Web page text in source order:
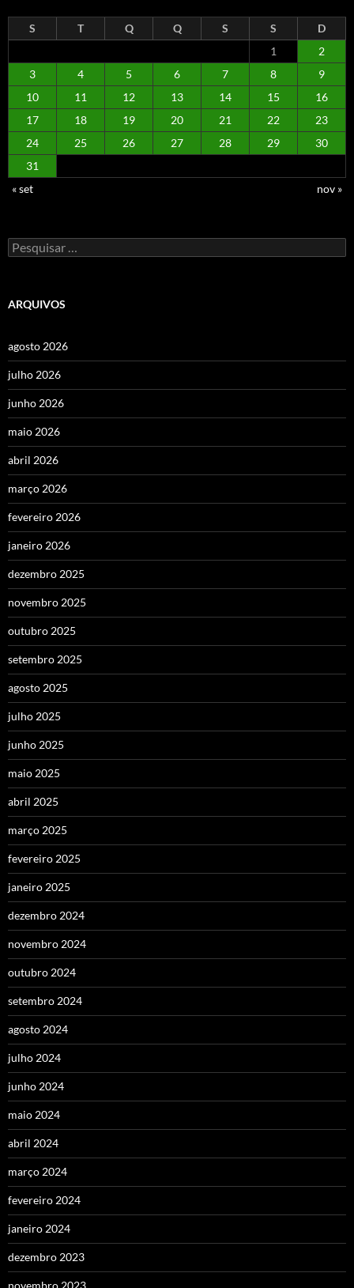
S T Q Q S S
D
1
2
3
4 5 6 7 8
9
10
11 12 13 14 15
16
17
18 19 20 21 22
23
24
25 26 27 28 29
30
31
« set
nov »
Pesquisar
por:
ARQUIVOS
agosto 2026
julho 2026
junho 2026
maio 2026
abril 2026
março 2026
fevereiro 2026
janeiro 2026
dezembro 2025
novembro 2025
outubro 2025
setembro 2025
agosto 2025
julho 2025
junho 2025
maio 2025
abril 2025
março 2025
fevereiro 2025
janeiro 2025
dezembro 2024
novembro 2024
outubro 2024
setembro 2024
agosto 2024
julho 2024
junho 2024
maio 2024
abril 2024
março 2024
fevereiro 2024
janeiro 2024
dezembro 2023
novembro 2023